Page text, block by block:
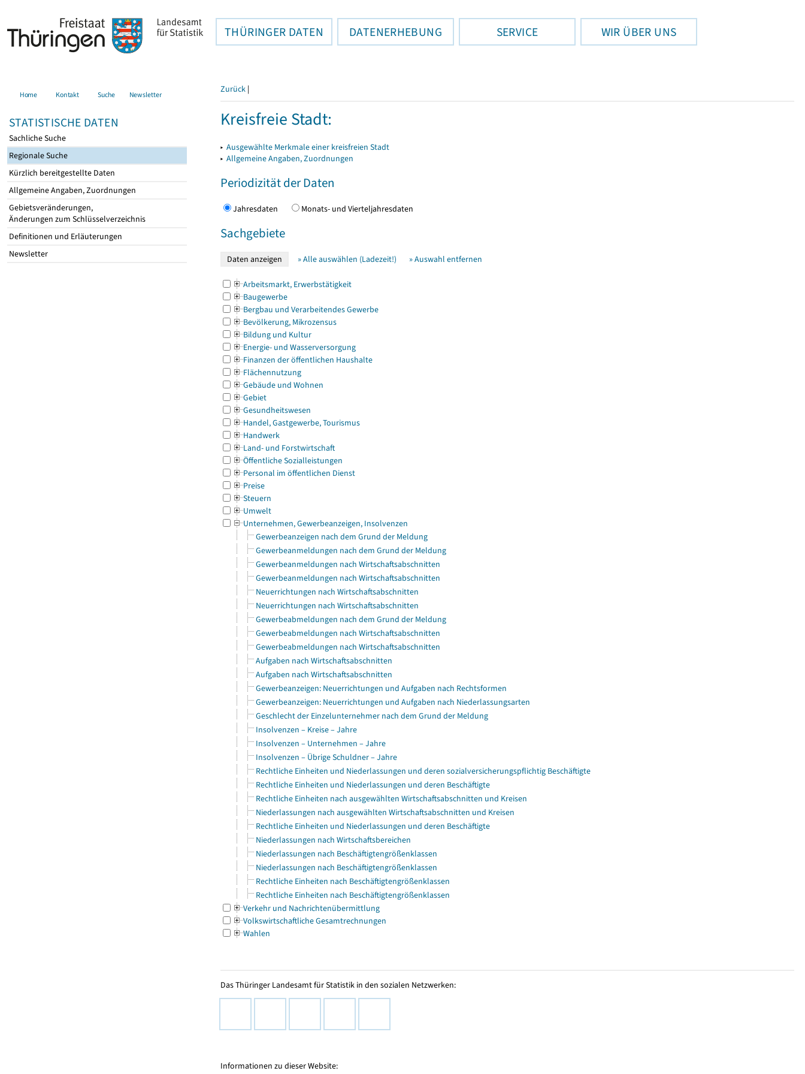
THÜRINGER DATEN DATENERHEBUNG SERVICE WIR ÜBER UNS
Home Kontakt Suche Newsletter
STATISTISCHE DATEN
Sachliche Suche
Regionale Suche
Kürzlich bereitgestellte Daten
Allgemeine Angaben, Zuordnungen
Gebietsveränderungen,
Änderungen zum Schlüsselverzeichnis
Definitionen und Erläuterungen
Newsletter
Zurück |
Kreisfreie Stadt:
▸ Ausgewählte Merkmale einer kreisfreien Stadt
▸ Allgemeine Angaben, Zuordnungen
Periodizität der Daten
Jahresdaten Monats- und Vierteljahresdaten
Sachgebiete
» Alle auswählen (Ladezeit!) » Auswahl entfernen
Arbeitsmarkt, Erwerbstätigkeit
Baugewerbe
Bergbau und Verarbeitendes Gewerbe
Bevölkerung, Mikrozensus
Bildung und Kultur
Energie- und Wasserversorgung
Finanzen der öffentlichen Haushalte
Flächennutzung
Gebäude und Wohnen
Gebiet
Gesundheitswesen
Handel, Gastgewerbe, Tourismus
Handwerk
Land- und Forstwirtschaft
Öffentliche Sozialleistungen
Personal im öffentlichen Dienst
Preise
Steuern
Umwelt
Unternehmen, Gewerbeanzeigen, Insolvenzen
Gewerbeanzeigen nach dem Grund der Meldung
Gewerbeanmeldungen nach dem Grund der Meldung
Gewerbeanmeldungen nach Wirtschaftsabschnitten
Gewerbeanmeldungen nach Wirtschaftsabschnitten
Neuerrichtungen nach Wirtschaftsabschnitten
Neuerrichtungen nach Wirtschaftsabschnitten
Gewerbeabmeldungen nach dem Grund der Meldung
Gewerbeabmeldungen nach Wirtschaftsabschnitten
Gewerbeabmeldungen nach Wirtschaftsabschnitten
Aufgaben nach Wirtschaftsabschnitten
Aufgaben nach Wirtschaftsabschnitten
Gewerbeanzeigen: Neuerrichtungen und Aufgaben nach Rechtsformen
Gewerbeanzeigen: Neuerrichtungen und Aufgaben nach Niederlassungsarten
Geschlecht der Einzelunternehmer nach dem Grund der Meldung
Insolvenzen – Kreise – Jahre
Insolvenzen – Unternehmen – Jahre
Insolvenzen – Übrige Schuldner – Jahre
Rechtliche Einheiten und Niederlassungen und deren sozialversicherungspflichtig Beschäftigte
Rechtliche Einheiten und Niederlassungen und deren Beschäftigte
Rechtliche Einheiten nach ausgewählten Wirtschaftsabschnitten und Kreisen
Niederlassungen nach ausgewählten Wirtschaftsabschnitten und Kreisen
Rechtliche Einheiten und Niederlassungen und deren Beschäftigte
Niederlassungen nach Wirtschaftsbereichen
Niederlassungen nach Beschäftigtengrößenklassen
Niederlassungen nach Beschäftigtengrößenklassen
Rechtliche Einheiten nach Beschäftigtengrößenklassen
Rechtliche Einheiten nach Beschäftigtengrößenklassen
Verkehr und Nachrichtenübermittlung
Volkswirtschaftliche Gesamtrechnungen
Wahlen
Das Thüringer Landesamt für Statistik in den sozialen Netzwerken:
Informationen zu dieser Website: